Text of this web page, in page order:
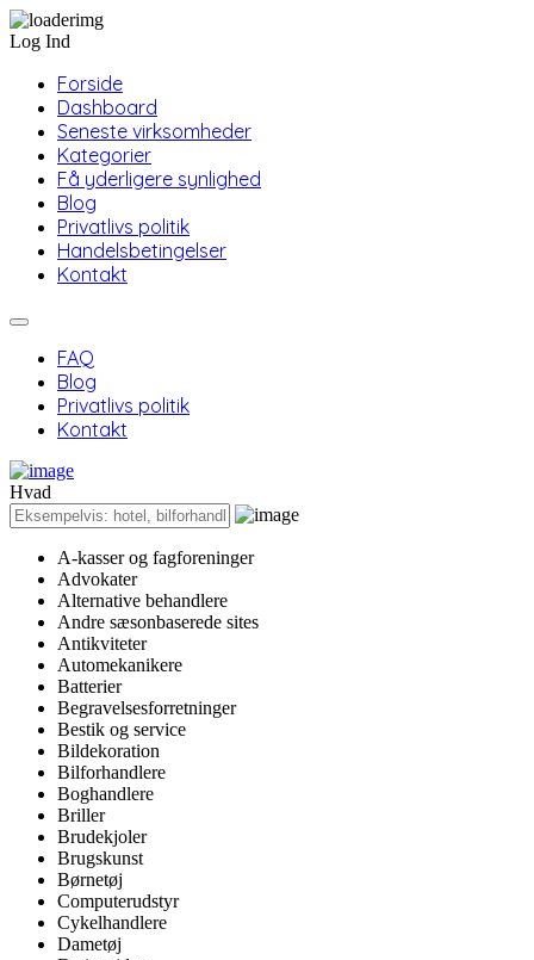
Log Ind
Forside
Dashboard
Seneste virksomheder
Kategorier
Få yderligere synlighed
Blog
Privatlivs politik
Handelsbetingelser
Kontakt
FAQ
Blog
Privatlivs politik
Kontakt
Hvad
A-kasser og fagforeninger
Advokater
Alternative behandlere
Andre sæsonbaserede sites
Antikviteter
Automekanikere
Batterier
Begravelsesforretninger
Bestik og service
Bildekoration
Bilforhandlere
Boghandlere
Briller
Brudekjoler
Brugskunst
Børnetøj
Computerudstyr
Cykelhandlere
Dametøj